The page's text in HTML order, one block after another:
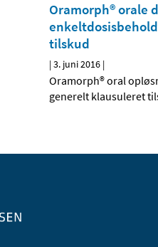
Oramorph® orale
tilskud
|3. juni 2016 |
Oramorph® oral
generelt klausuleret